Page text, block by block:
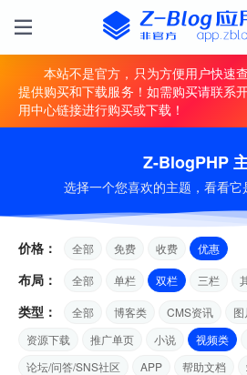
本站不是官方，只为方便用户快速
提供购买和下载服务！如需购买请联系
用中心链接进行购买或下载！
Z-BlogPHP
选择一个您喜欢的主题，看看
价格： 全部 免费 收费 优惠
布局： 全部 单栏 双栏 三栏
类型： 全部 博客类 CMS资讯
资源下载
推广单页 小说 视频类
论坛/问答/SNS社区
APP 帮助文档